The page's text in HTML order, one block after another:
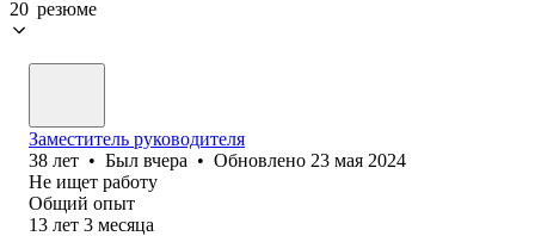
20 резюме
Заместитель руководителя
38 лет • Был вчера • Обновлено 23 мая 2024
Не ищет работу
Общий опыт
13 лет 3 месяца